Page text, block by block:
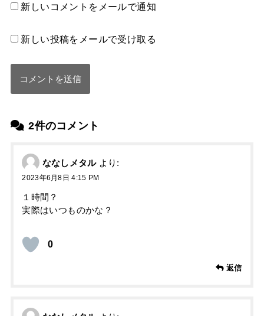
2件のコメント
ななしメタル より:
2023年6月8日 4:15 PM
１時間？
実際はいつものかな？
0
返信
新しいコメントをメールで通知
新しい投稿をメールで受け取る